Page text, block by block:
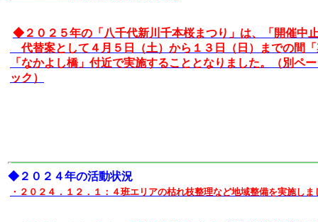
◆２０２５年の「八千代新川千本桜まつり」は、「開催
代替案として４月５日（土）から１３日（日）までの間
「なかよし橋」付近で実施することとなりました。（別ペ
ック）
◆２０２４年の活動状況
・２０２４．１２．１：４班エリアの枯れ枝整理など地域整備を実施しま